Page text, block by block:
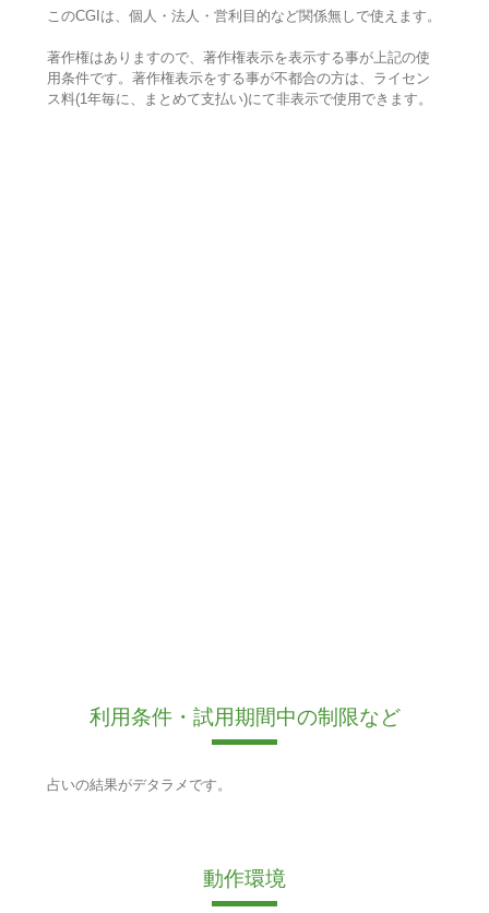
このCGIは、個人・法人・営利目的など関係無しで使えます。
著作権はありますので、著作権表示を表示する事が上記の使
用条件です。著作権表示をする事が不都合の方は、ライセン
ス料(1年毎に、まとめて支払い)にて非表示で使用できます。
利用条件・試用期間中の制限など
占いの結果がデタラメです。
動作環境